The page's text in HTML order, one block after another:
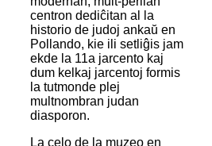
centron dediĉitan al la
historio de judoj ankaŭ en
Pollando, kie ili setliĝis jam
ekde la 11a jarcento kaj
dum kelkaj jarcentoj formis
la tutmonde plej
multnombran judan
diasporon.
La celo de la muzeo en